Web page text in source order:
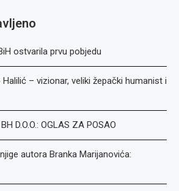
ostvarila prvu pobjedu
– vizionar, veliki žepački humanist i
D.O.O.: OGLAS ZA POSAO
autora Branka Marijanovića: